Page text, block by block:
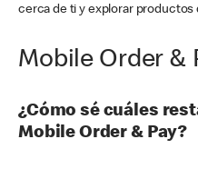
cerca de ti y explorar productos
Mobile Order &
¿Cómo sé cuáles
Mobile Order & Pay?